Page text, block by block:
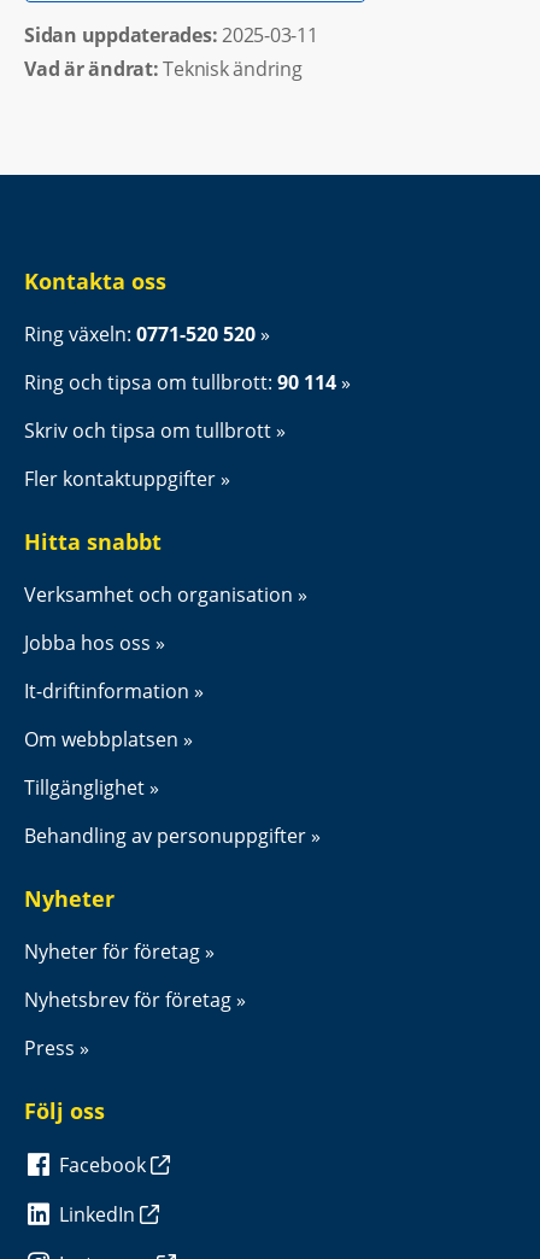
Sidan uppdaterades: 2025-03-11
Vad är ändrat:Teknisk ändring
Kontakta oss
Ring växeln: 0771-520 520
Ring och tipsa om tullbrott: 90 114
Skriv och tipsa om tullbrott
Fler kontaktuppgifter
Hitta snabbt
Verksamhet och organisation
Jobba hos oss
It-driftinformation
Om webbplatsen
Tillgänglighet
Behandling av personuppgifter
Nyheter
Nyheter för företag
Nyhetsbrev för företag
Press
Följ oss
Facebook
LinkedIn